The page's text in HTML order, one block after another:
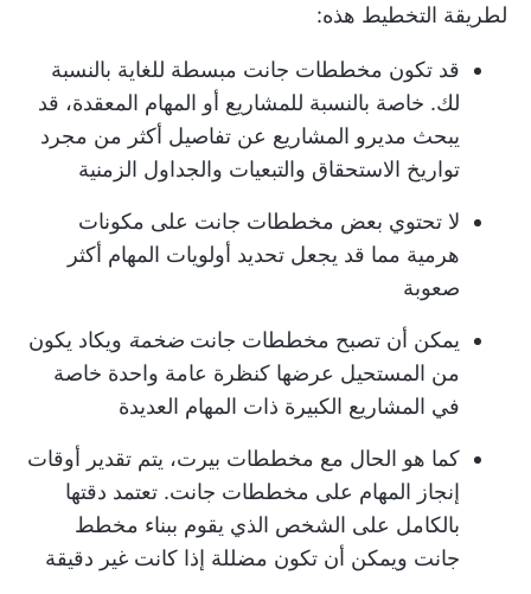
لطريقة التخطيط هذه:
قد تكون مخططات جانت مبسطة للغاية بالنسبة
لك. خاصة بالنسبة للمشاريع أو المهام المعقدة، قد
يبحث مديرو المشاريع عن تفاصيل أكثر من مجرد
تواريخ الاستحقاق والتبعيات والجداول الزمنية
لا تحتوي بعض مخططات جانت على مكونات
هرمية مما قد يجعل تحديد أولويات المهام أكثر
صعوبة
يمكن أن تصبح مخططات جانت ضخمة ويكاد يكون
من المستحيل عرضها كنظرة عامة واحدة خاصة
في المشاريع الكبيرة ذات المهام العديدة
كما هو الحال مع مخططات بيرت، يتم تقدير أوقات
إنجاز المهام على مخططات جانت. تعتمد دقتها
بالكامل على الشخص الذي يقوم ببناء مخطط
جانت ويمكن أن تكون مضللة إذا كانت غير دقيقة